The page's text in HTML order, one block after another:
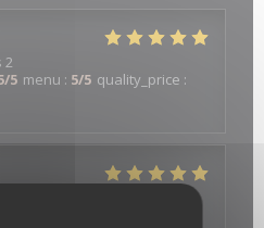
2
/5 menu : 5/5 quality_price :